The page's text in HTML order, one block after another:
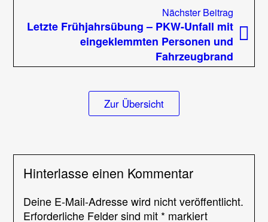
30.05.2016
Nächster Beitrag
Letzte Frühjahrsübung – PKW-Unfall mit
eingeklemmten Personen und
Fahrzeugbrand
Zur Übersicht
Hinterlasse einen Kommentar
Deine E-Mail-Adresse wird nicht veröffentlicht.
Erforderliche Felder sind mit * markiert